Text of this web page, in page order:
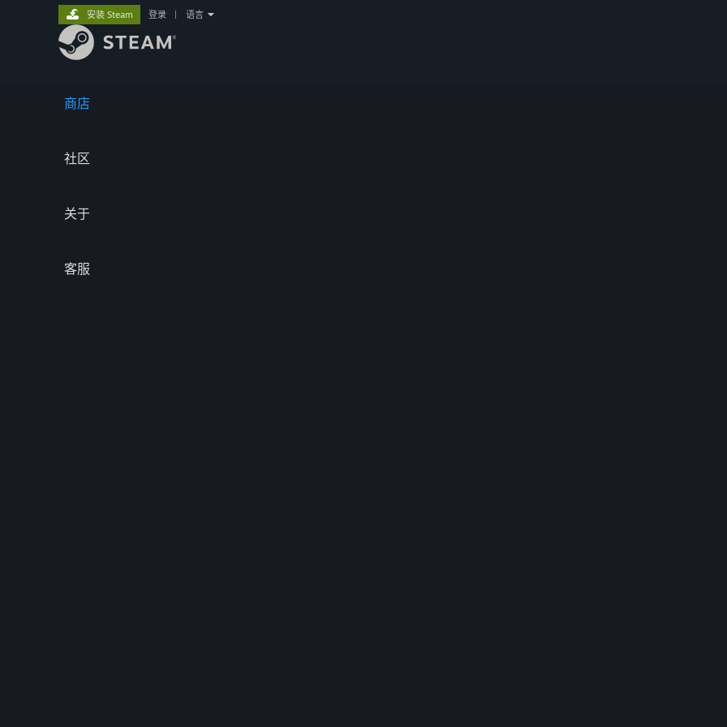
商店
社区
关于
客服
安装 Steam 登录 语言